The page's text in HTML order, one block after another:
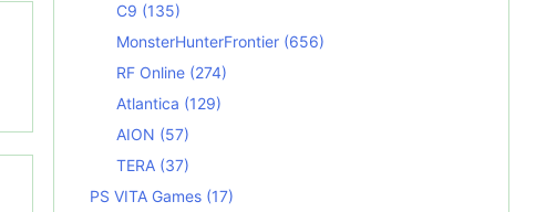
C9 (135)
MonsterHunterFrontier (656)
RF Online (274)
Atlantica (129)
AION (57)
TERA (37)
PS VITA Games (17)